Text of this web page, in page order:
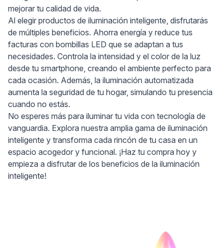
mejorar tu calidad de vida.
Al elegir productos de iluminación inteligente, disfrutarás
de múltiples beneficios. Ahorra energía y reduce tus
facturas con bombillas LED que se adaptan a tus
necesidades. Controla la intensidad y el color de la luz
desde tu smartphone, creando el ambiente perfecto para
cada ocasión. Además, la iluminación automatizada
aumenta la seguridad de tu hogar, simulando tu presencia
cuando no estás.
No esperes más para iluminar tu vida con tecnología de
vanguardia. Explora nuestra amplia gama de iluminación
inteligente y transforma cada rincón de tu casa en un
espacio acogedor y funcional. ¡Haz tu compra hoy y
empieza a disfrutar de los beneficios de la iluminación
inteligente!